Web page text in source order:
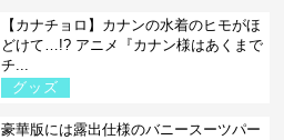
【カナチョロ】カナンの水着のヒモがほ
どけて…!? アニメ『カナン様はあくまで
チ...
グッズ
豪華版には露出仕様のバニースーツパー